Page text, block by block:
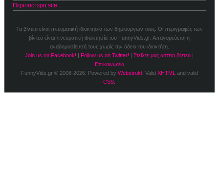
Περισσότερα site...
Τα βίντεο είναι πνευματική ιδιοκτησία των δημιουργών τους. Οι περιγραφές των
βίντεο είναι πνευματική ιδιοκτησία του FunnyVids.gr. Απαγορεύεται η
αναδημοσίευσή τους χωρίς την άδεια του ιδιοκτήτη.
Join us on Facebook! | Follow us on Twitter! |Στείλτε μας αστεία βίντεο |
Επικοινωνία
FunnyVids.gr © 2008-2026. Powered by Webstrukt. Valid XHTML and valid
CSS